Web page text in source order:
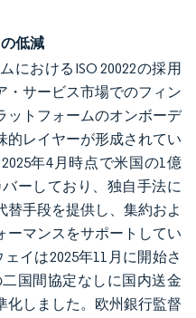
低減
におけるISO 20022の採用
・サービス市場でのフィン
ットフォームのオンボーデ
的レイヤーが形成されてい
年4月時点で米国の1億
ーしており、独自手法に
手段を提供し、集約およ
ーマンスをサポートしてい
イは2025年11月に開始さ
国間協定なしに国内送金
化しました。欧州銀行監督